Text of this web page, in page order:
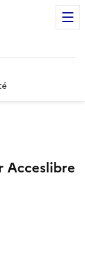
Acceslibre